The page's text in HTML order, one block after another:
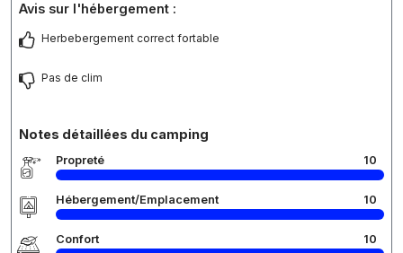
Avis sur l'hébergement :
Herbebergement correct fortable
Pas de clim
Notes détaillées du camping
Propreté 10
Hébergement/Emplacement 10
Confort 10